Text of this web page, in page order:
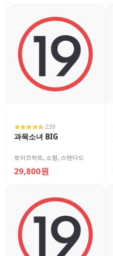
239
과묵소녀 BIG
토이즈하트, 소형, 스탠다드
29,800원